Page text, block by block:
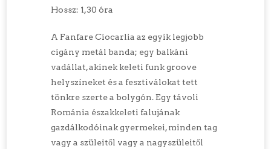
Hossz: 1,30 óra
A Fanfare Ciocarlia az egyik legjobb
cigány metál banda; egy balkáni
vadállat, akinek keleti funk groove
helyszíneket és a fesztiválokat tett
tönkre szerte a bolygón. Egy távoli
Románia északkeleti falujának
gazdálkodóinak gyermekei, minden tag
vagy a szüleitől vagy a nagyszüleitől